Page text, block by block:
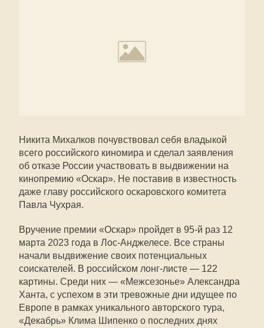
Никита Михалков почувствовал себя владыкой
всего российского киномира и сделал заявления
об отказе России участвовать в выдвижении на
кинопремию «Оскар». Не поставив в известность
даже главу российского оскаровского комитета
Павла Чухрая.
Вручение премии «Оскар» пройдет в 95-й раз 12
марта 2023 года в Лос-Анджелесе. Все страны
начали выдвижение своих потенциальных
соискателей. В российском лонг-листе — 122
картины. Среди них — «Межсезонье» Александра
Ханта, с успехом в эти тревожные дни идущее по
Европе в рамках уникального авторского тура,
«Декабрь» Клима Шипенко о последних днях